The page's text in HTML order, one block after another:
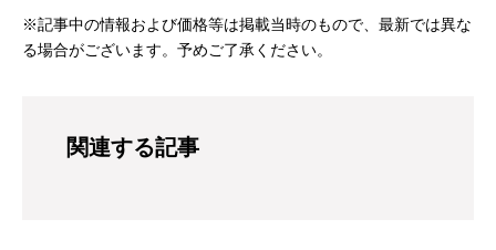
※記事中の情報および価格等は掲載当時のもので、最新では異な
る場合がございます。予めご了承ください。
関連する記事